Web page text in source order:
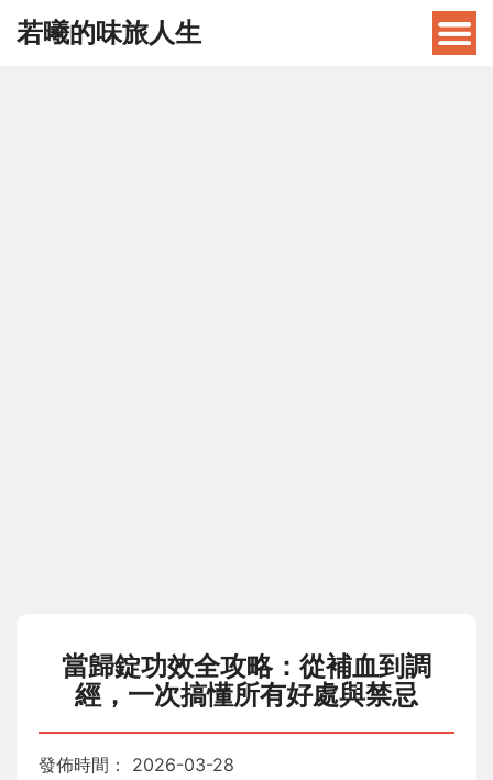
若曦的味旅人生
當歸錠功效全攻略：從補血到調
經，一次搞懂所有好處與禁忌
發佈時間： 2026-03-28